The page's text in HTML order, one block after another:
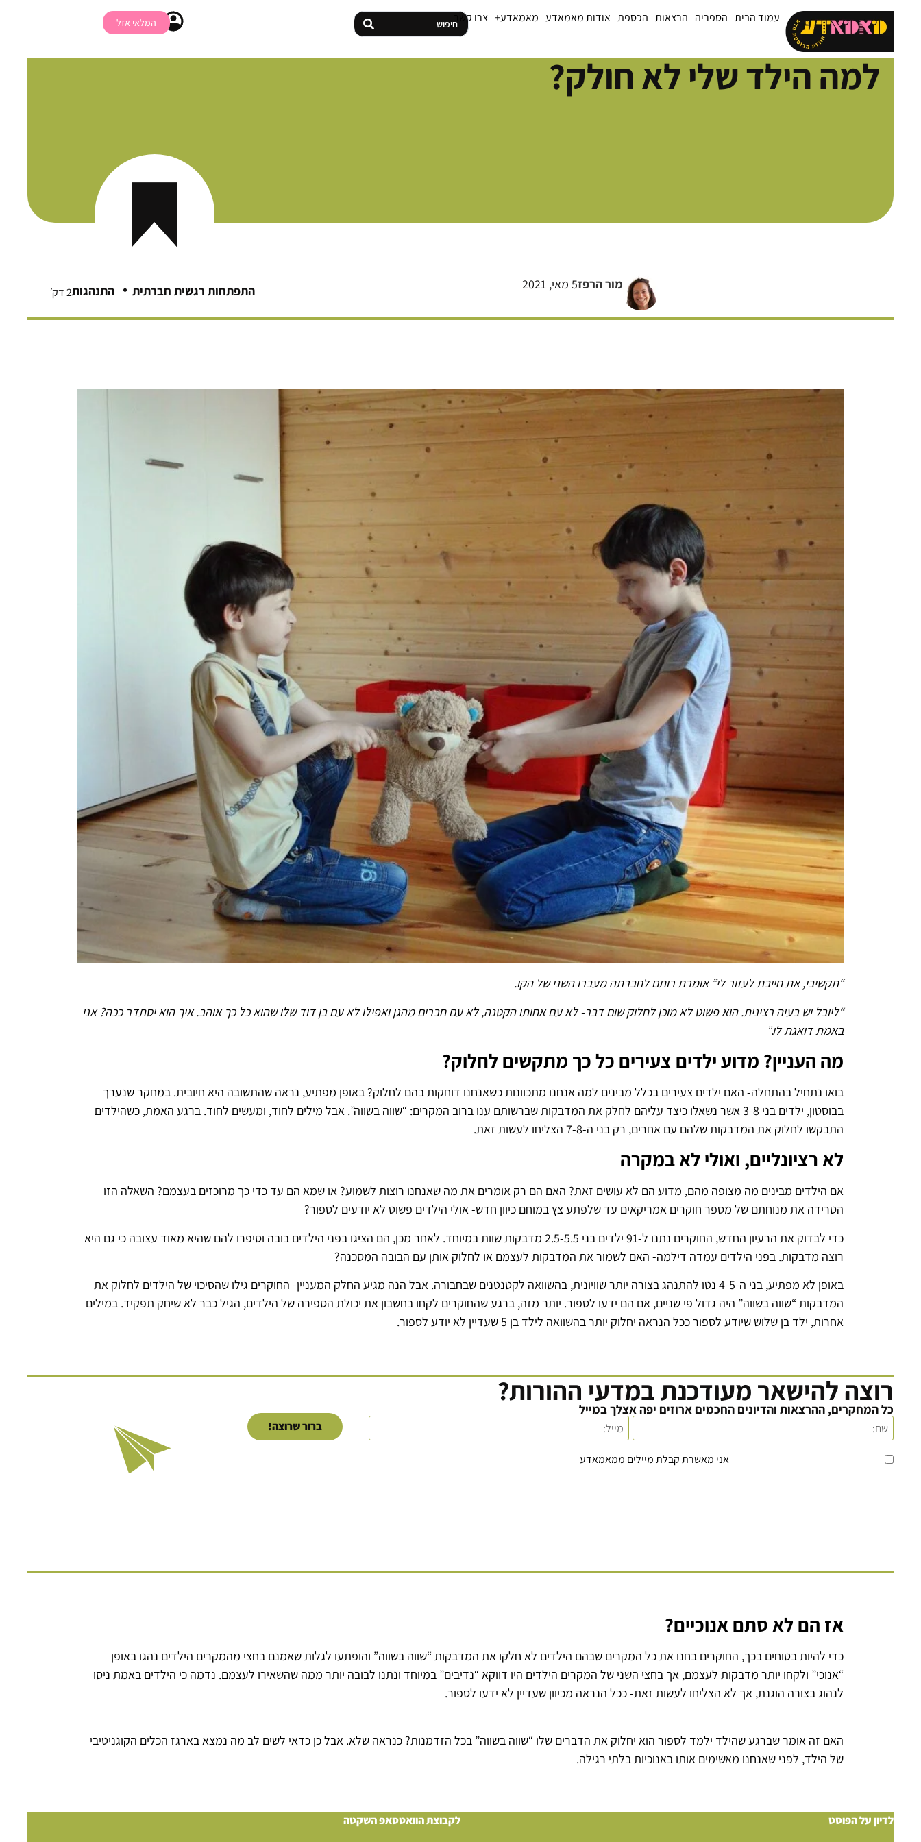
עמוד הבית הספריה הרצאות הכספת אודות מאמאדע מאמאדע+ צרו קשר המלאי אזל
למה הילד שלי לא חולק?
2 דק׳ התפתחות רגשית חברתית · התנהגות 5 מאי, 2021מור הרפז
“תקשיבי, את חייבת לעזור לי” אומרת רותם לחברתה מעברו השני של הקו.
“ליובל יש בעיה רצינית. הוא פשוט לא מוכן לחלוק שום דבר- לא עם אחותו הקטנה, לא עם חברים מהגן ואפילו לא עם בן דוד שלו שהוא כל כך אוהב. איך הוא יסתדר ככה? אני
באמת דואגת לו.”
מה העניין? מדוע ילדים צעירים כל כך מתקשים לחלוק?
בואו נתחיל בהתחלה- האם ילדים צעירים בכלל מבינים למה אנחנו מתכוונות כשאנחנו דוחקות בהם לחלוק? באופן מפתיע, נראה שהתשובה היא חיובית. במחקר שנערך
בבוסטון, ילדים בני 3-8 אשר נשאלו כיצד עליהם לחלק את המדבקות שברשותם ענו ברוב המקרים: “שווה בשווה”. אבל מילים לחוד, ומעשים לחוד. ברגע האמת, כשהילדים
התבקשו לחלוק את המדבקות שלהם עם אחרים, רק בני ה-7-8 הצליחו לעשות זאת.
לא רציונליים, ואולי לא במקרה
אם הילדים מבינים מה מצופה מהם, מדוע הם לא עושים זאת? האם הם רק אומרים את מה שאנחנו רוצות לשמוע? או שמא הם עד כדי כך מרוכזים בעצמם? השאלה הזו
הטרידה את מנוחתם של מספר חוקרים אמריקאים עד שלפתע צץ במוחם כיוון חדש- אולי הילדים פשוט לא יודעים לספור?
כדי לבדוק את הרעיון החדש, החוקרים נתנו ל-91 ילדים בני 2.5-5.5 מדבקות שוות במיוחד. לאחר מכן, הם הציגו בפני הילדים בובה וסיפרו להם שהיא מאוד עצובה כי גם היא
רוצה מדבקות. בפני הילדים עמדה דילמה- האם לשמור את המדבקות לעצמם או לחלוק אותן עם הבובה המסכנה?
באופן לא מפתיע, בני ה-4-5 נטו להתנהג בצורה יותר שוויונית, בהשוואה לקטנטנים שבחבורה. אבל הנה מגיע החלק המעניין- החוקרים גילו שהסיכוי של הילדים לחלוק את
המדבקות “שווה בשווה” היה גדול פי שניים, אם הם ידעו לספור. יותר מזה, ברגע שהחוקרים לקחו בחשבון את יכולת הספירה של הילדים, הגיל כבר לא שיחק תפקיד. במילים
אחרות, ילד בן שלוש שיודע לספור ככל הנראה יחלוק יותר בהשוואה לילד בן 5 שעדיין לא יודע לספור.
רוצה להישאר מעודכנת במדעי ההורות?
כל המחקרים, ההרצאות והדיונים החכמים ארוזים יפה אצלך במייל
אני מאשרת קבלת מיילים ממאמאדע
ברור שרוצה!
אז הם לא סתם אנוכיים?
כדי להיות בטוחים בכך, החוקרים בחנו את כל המקרים שבהם הילדים לא חלקו את המדבקות “שווה בשווה” והופתעו לגלות שאמנם בחצי מהמקרים הילדים נהגו באופן
“אנוכי” ולקחו יותר מדבקות לעצמם, אך בחצי השני של המקרים הילדים היו דווקא “נדיבים” במיוחד ונתנו לבובה יותר ממה שהשאירו לעצמם. נדמה כי הילדים באמת ניסו
לנהוג בצורה הוגנת, אך לא הצליחו לעשות זאת- ככל הנראה מכיוון שעדיין לא ידעו לספור.
האם זה אומר שברגע שהילד ילמד לספור הוא יחלוק את הדברים שלו “שווה בשווה” בכל הזדמנות? כנראה שלא. אבל כן כדאי לשים לב מה נמצא בארגז הכלים הקוגניטיבי
של הילד, לפני שאנחנו מאשימים אותו באנוכיות בלתי רגילה.
לדיון על הפוסט לקבוצת הוואטסאפ השקטה